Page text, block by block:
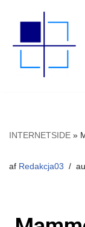
til
INTERNETSIDE »
af Redakcja03